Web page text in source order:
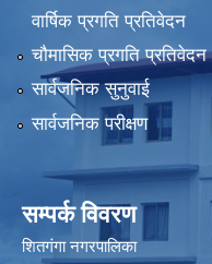
वार्षिक प्रगति प्रतिवेदन
चौमासिक प्रगति प्रतिवेदन
सार्वजनिक सुनुवाई
सार्वजनिक परीक्षण
सम्पर्क विवरण
शितगंगा नगरपालिका